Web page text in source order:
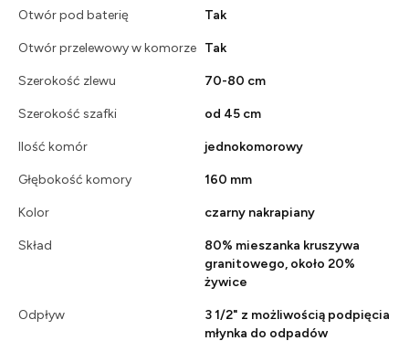
Otwór pod baterię Tak
Otwór przelewowy w komorze Tak
Szerokość zlewu 70-80 cm
Szerokość szafki od 45 cm
Ilość komór jednokomorowy
Głębokość komory 160 mm
Kolor czarny nakrapiany
Skład
80% mieszanka kruszywa
granitowego, około 20%
żywice
Odpływ
3 1/2" z możliwością podpięcia
młynka do odpadów